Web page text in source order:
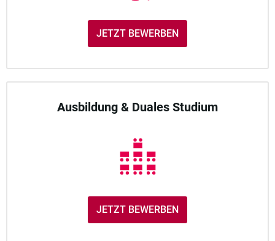
JETZT BEWERBEN
Ausbildung & Duales Studium
JETZT BEWERBEN